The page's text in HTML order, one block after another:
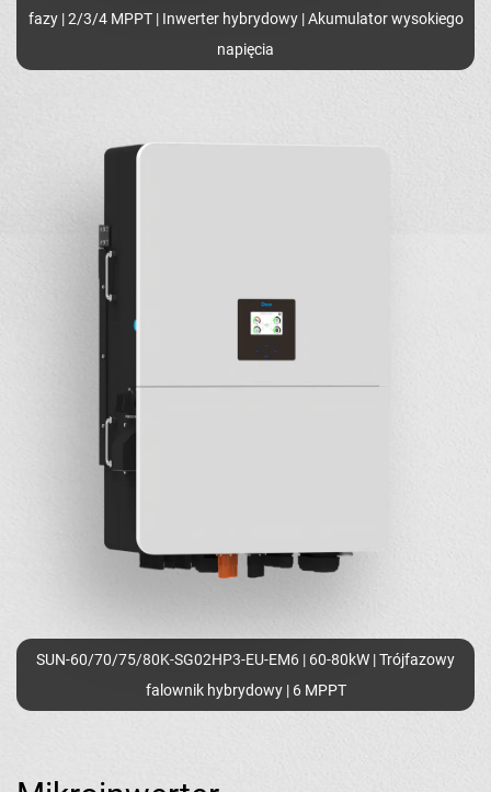
fazy | 2/3/4 MPPT | Inwerter hybrydowy | Akumulator wysokiego
napięcia
SUN-60/70/75/80K-SG02HP3-EU-EM6 | 60-80kW | Trójfazowy
falownik hybrydowy | 6 MPPT